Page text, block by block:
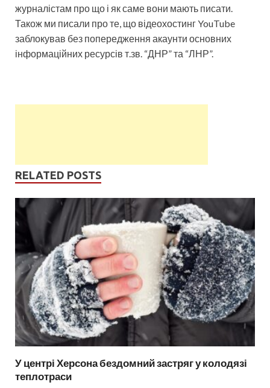
журналістам про що і як саме вони мають писати.
Також ми писали про те, що відеохостинг YouTube
заблокував без попередження акаунти основних
інформаційних ресурсів т.зв. “ДНР” та “ЛНР”.
RELATED POSTS
У центрі Херсона бездомний застряг у колодязі
теплотраси